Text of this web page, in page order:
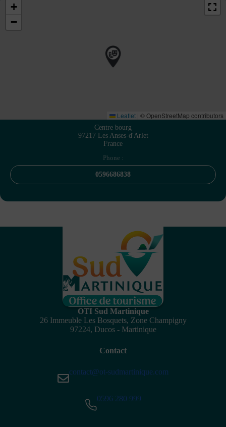
+
−
Leaflet | © OpenStreetMap contributors
Centre bourg
97217 Les Anses-d'Arlet
France
Phone :
0596686838
OTI Sud Martinique
26 Immeuble Les Bosquets, Zone Champigny
97224, Ducos - Martinique
Contact
contact@ot-sudmartinique.com
0596 280 999